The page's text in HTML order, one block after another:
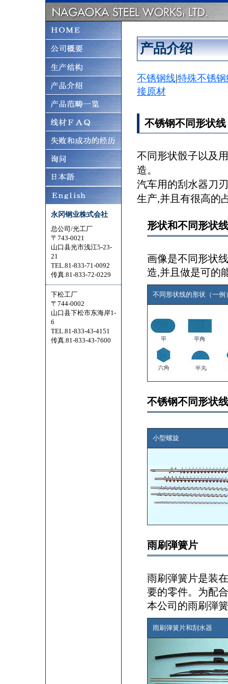
永冈钢业株式会社
总公司/光工厂
〒743-0021
山口县光市浅江5-23-
21
TEL.81-833-71-0092
传真.81-833-72-0229
下松工厂
〒744-0002
山口县下松市东海岸1-
6
TEL.81-833-43-4151
传真.81-833-43-7600
产品介绍
不锈钢线特殊不锈钢
接原材
不锈钢不同形状线
不同形状骰子以及
造。
汽车用的刮水器刀
生产,并且有很高的
形状和不同形状
画像是不同形状
造,并且做是可的
不同形状线的形状（一例
不锈钢不同形状
小型螺旋
雨刷弾簧片
雨刷弾簧片是装
要的零件。为配
本公司的雨刷弾
雨刷弾簧片和刮水器